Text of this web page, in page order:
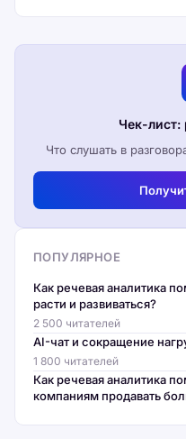
Чек-лист:
Что слушать в
ПОПУЛЯРНОЕ
Как речевая аналитика
расти и развиваться?
2 500 читателей
AI-чат и сокращение
1 800 читателей
Как речевая аналитика
компаниям продавать